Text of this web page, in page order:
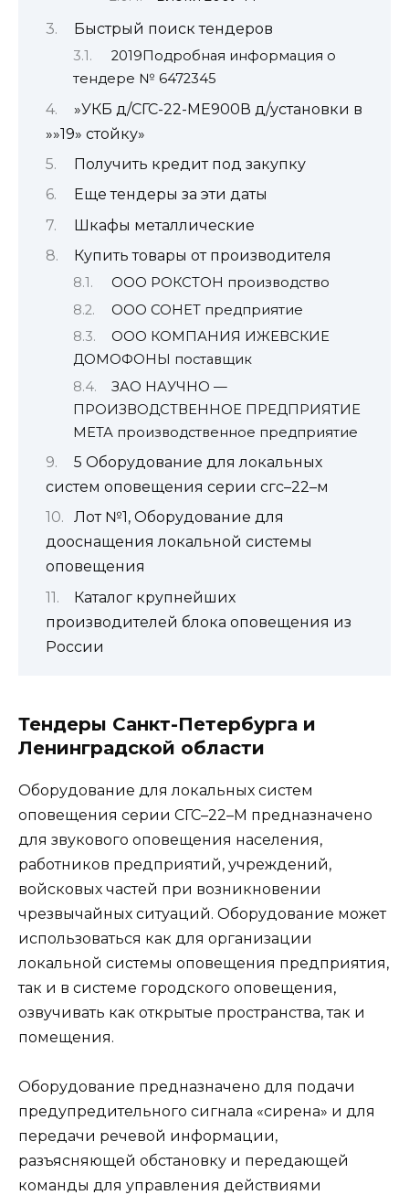
Быстрый поиск тендеров
2019Подробная информация о
тендере № 6472345
»УКБ д/СГС-22-МЕ900В д/установки в
»»19» стойку»
Получить кредит под закупку
Еще тендеры за эти даты
Шкафы металлические
Купить товары от производителя
ООО РОКСТОН производство
ООО СОНЕТ предприятие
ООО КОМПАНИЯ ИЖЕВСКИЕ
ДОМОФОНЫ поставщик
ЗАО НАУЧНО —
ПРОИЗВОДСТВЕННОЕ ПРЕДПРИЯТИЕ
МЕТА производственное предприятие
5 Оборудование для локальных
систем оповещения серии сгс–22–м
Лот №1, Оборудование для
дооснащения локальной системы
оповещения
Каталог крупнейших
производителей блока оповещения из
России
Тендеры Санкт-Петербурга и
Ленинградской области
Оборудование для локальных систем
оповещения серии СГС–22–М предназначено
для звукового оповещения населения,
работников предприятий, учреждений,
войсковых частей при возникновении
чрезвычайных ситуаций. Оборудование может
использоваться как для организации
локальной системы оповещения предприятия,
так и в системе городского оповещения,
озвучивать как открытые пространства, так и
помещения.
Оборудование предназначено для подачи
предупредительного сигнала «сирена» и для
передачи речевой информации,
разъясняющей обстановку и передающей
команды для управления действиями